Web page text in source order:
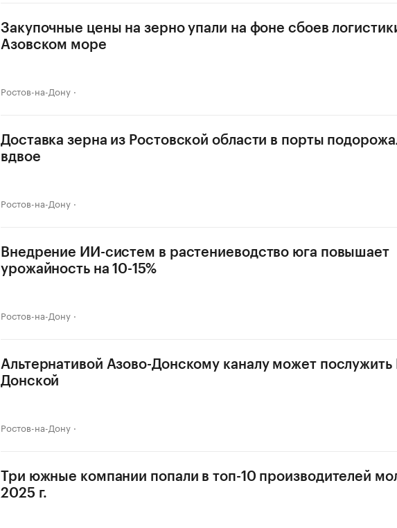
Закупочные цены на зерно упали на фоне сбоев
Азовском море
Ростов-на-Дону
Доставка зерна из Ростовской области в порты
вдвое
Ростов-на-Дону
Внедрение ИИ-систем в растениеводство юга повышает
урожайность на 10-15%
Ростов-на-Дону
Альтернативой Азово-Донскому каналу может послужить
Донской
Ростов-на-Дону
Три южные компании попали в топ-10 производителей
2025 г.